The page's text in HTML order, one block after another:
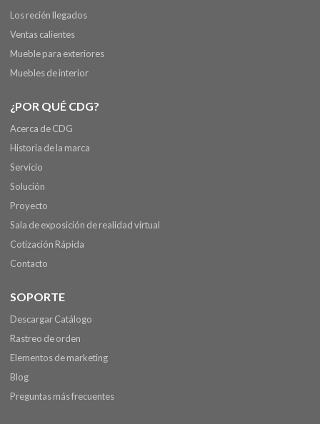
Los recién llegados
Ventas calientes
Mueble para exteriores
Muebles de interior
¿POR QUÉ CDG?
Acerca de CDG
Historia de la marca
Servicio
Solución
Proyecto
Sala de exposición de realidad virtual
Cotización Rápida
Contacto
SOPORTE
Descargar Catálogo
Rastreo de orden
Elementos de marketing
Blog
Preguntas más frecuentes